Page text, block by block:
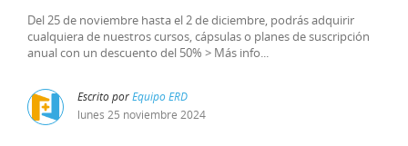
Del 25 de noviembre hasta el 2 de diciembre, podrás adquirir
cualquiera de nuestros cursos, cápsulas o planes de suscripción
anual con un descuento del 50% > Más info...
Escrito porEquipo ERD
lunes 25 noviembre 2024